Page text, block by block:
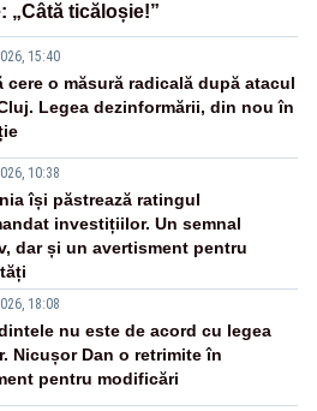
„Câtă ticăloșie!”
15:40
cere o măsură radicală după atacul
Legea dezinformării, din nou în
10:38
își păstrează ratingul
investițiilor. Un semnal
dar și un avertisment pentru
18:08
nu este de acord cu legea
Nicușor Dan o retrimite în
pentru modificări